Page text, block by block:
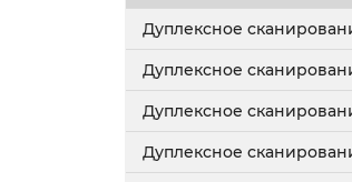
Дуплексное
Дуплексное
Дуплексное
Дуплексное